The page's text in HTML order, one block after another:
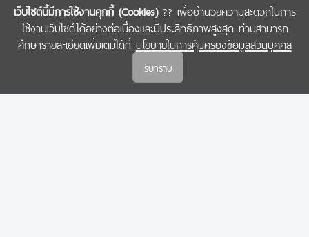
เว็บไซต์นี้มีการใช้งานคุกกี้ (Cookies)?? เพื่ออำนวยความสะดวกในการ
ใช้งานเว็บไซต์ได้อย่างต่อเนื่องและมีประสิทธิภาพสูงสุด ท่านสามารถ
ศึกษารายละเอียดเพิ่มเติมได้ที่ นโยบายในการคุ้มครองข้อมูลส่วนบุคคล
รับทราบ
COPYRIGHT © 2022 สำนักงานคณะกรรมการส่งเสริมวิทยาศาสตร์ วิจัยและนวัตกรรม
(สกสว.)
นโยบายในการคุ้มครองข้อมูลส่วนบุคคล